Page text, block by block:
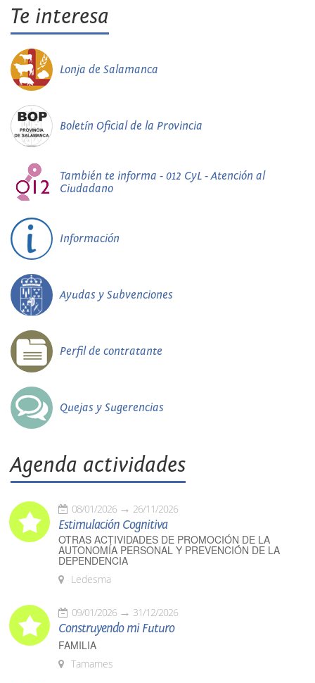
Te interesa
Lonja de Salamanca
Boletín Oficial de la Provincia
También te informa - 012 CyL - Atención al
Ciudadano
Información
Ayudas y Subvenciones
Perfil de contratante
Quejas y Sugerencias
Agenda actividades
08/01/2026 26/11/2026
Estimulación Cognitiva
OTRAS ACTIVIDADES DE PROMOCIÓN DE LA
AUTONOMÍA PERSONAL Y PREVENCIÓN DE LA
DEPENDENCIA
Ledesma
09/01/2026 31/12/2026
Construyendo mi Futuro
FAMILIA
Tamames